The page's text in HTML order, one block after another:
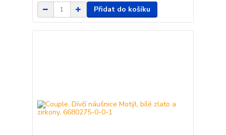
Přidat do košíku